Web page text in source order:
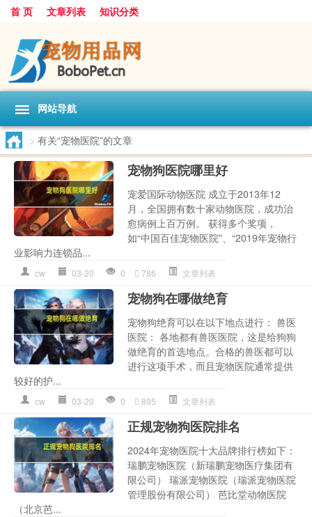
首 页 文章列表 知识分类
网站导航
> 有关“宠物医院”的文章
宠物狗医院哪里好
宠爱国际动物医院 成立于2013年12
月，全国拥有数十家动物医院，成功治
愈病例上百万例。 获得多个奖项，
如“中国百佳宠物医院”、“2019年宠物行
业影响力连锁品...
cw 03-20 0 786 文章列表
宠物狗在哪做绝育
宠物狗绝育可以在以下地点进行： 兽医
医院： 各地都有兽医医院，这是给狗狗
做绝育的首选地点。合格的兽医都可以
进行这项手术，而且宠物医院通常提供
较好的护...
cw 03-20 0 895 文章列表
正规宠物狗医院排名
2024年宠物医院十大品牌排行榜如下：
瑞鹏宠物医院（新瑞鹏宠物医疗集团有
限公司） 瑞派宠物医院（瑞派宠物医院
管理股份有限公司） 芭比堂动物医院
（北京芭...